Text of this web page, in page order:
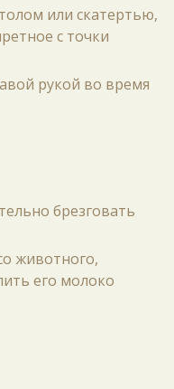
или скатертью,
с точки
рукой во время
брезговать
животного,
его молоко